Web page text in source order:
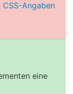
Angaben
eine